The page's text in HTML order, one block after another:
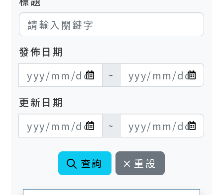
發佈日期
發布日期開始
~
發布日期結束
更新日期
更新日期開始
~
更新日期結束
查詢 重設